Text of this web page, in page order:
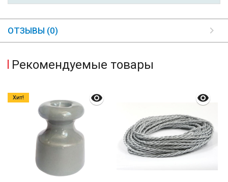
ОТЗЫВЫ (0)
Рекомендуемые товары
Хит!